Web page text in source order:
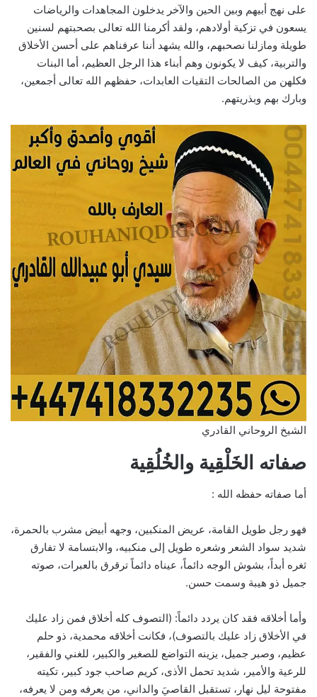
على نهج أبيهم وبين الحين والآخر يدخلون المجاهدات والرياضات
يسعون في تزكية أولادهم، ولقد أكرمنا الله تعالى بصحبتهم لسنين
طويلة ومازلنا نصحبهم، والله يشهد أننا عرفناهم على أحسن الأخلاق
والتربية، كيف لا يكونون وهم أبناء هذا الرجل العظيم، أما البنات
فكلهن من الصالحات التقيات العابدات، حفظهم الله تعالى أجمعين،
وبارك بهم وبذريتهم.
الشيخ الروحاني القادري
صفاته الخَلْقِية والخُلُقِية
أما صفاته حفظه الله :
فهو رجل طويل القامة، عريض المنكبين، وجهه أبيض مشرب بالحمرة،
شديد سواد الشعر وشعره طويل إلى منكبيه، والابتسامة لا تفارق
ثغره أبداً، بشوش الوجه دائماً، عيناه دائماً ترقرق بالعبرات، صوته
جميل ذو هيبة وسمت حسن.
وأما أخلاقه فقد كان يردد دائماً: (التصوف كله أخلاق فمن زاد عليك
في الأخلاق زاد عليك بالتصوف)، فكانت أخلاقه محمدية، ذو حلم
عظيم، وصبر جميل، يزينه التواضع للصغير والكبير، للغني والفقير،
للرعية والأمير، شديد تحمل الأذى، كريم صاحب جود كبير، تكيته
مفتوحة ليل نهار، تستقبل القاصيَ والداني، من يعرفه ومن لا يعرفه،